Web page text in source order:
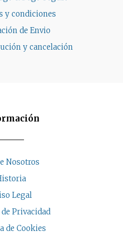
y condiciones
de Envio
y cancelación
Nosotros
Legal
Privacidad
de Cookies